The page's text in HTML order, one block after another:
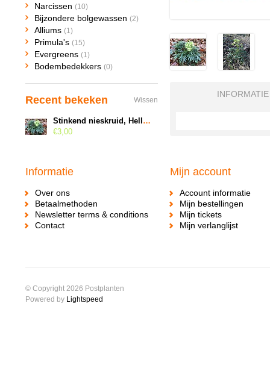
INFORMATIE
Narcissen (10)
Bijzondere bolgewassen (2)
Alliums (1)
Primula's (15)
Evergreens (1)
Bodembedekkers (0)
Recent bekeken Wissen
Stinkend nieskruid, Helleborus foetidus
€3,00
Informatie
Over ons
Betaalmethoden
Newsletter terms & conditions
Contact
Mijn account
Account informatie
Mijn bestellingen
Mijn tickets
Mijn verlanglijst
© Copyright 2026 Postplanten
Powered by Lightspeed